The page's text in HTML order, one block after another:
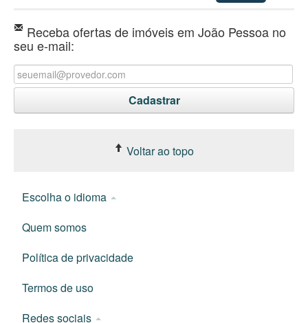
Receba ofertas de imóveis em João Pessoa no
seu e-mail:
Voltar ao topo
Escolha o idioma
Quem somos
Política de privacidade
Termos de uso
Redes sociais